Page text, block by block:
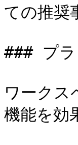
ての推奨
### プラ
ワーク
機能を効